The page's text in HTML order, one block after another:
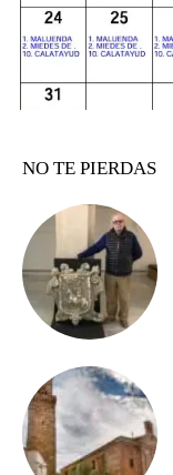
NO TE PIERDAS